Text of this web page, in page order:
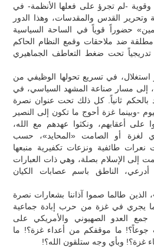
-لم تجرؤ على فعلها الأنظمة- في
وتحرير القدس والمقدسات، وهذا الدور
حضوراً قوياً في الساحة السياسية
مطلقة ضد ملاحقات وقمع النظام الحاكم
تحت ضغط التعاطف الجماهيري
استغلال، في تسريع تحولها الوظيفي من
إلى مسار صناعة المشهد السياسي، في
بالحكم ثانياً. كل ذلك تحت عنوان نصرة
-وبينما غزة أحوج ما تكون إلى النصير
على أعقابهم، ونكثوا عهدهم مع الله،
لغزة أو الصامت «المحايد»، حسب
نعرات طائفية ونزعات تكفيرية منبعها
إلى الإسلام بصلة، وهي ذات العبارات
أدرعي، الناطق باسم عصابات الكيان
الذين طالما صموا آذاننا بشعارات نصرة
يجري في غزة من حرب إبادة جماعية
العدو الصهيوني والأمريكي على
جوعاً؟! ما موقفكم من أعداء غزة؟! ما
غزة؟! وبأي وجه ستلقون الله؟!